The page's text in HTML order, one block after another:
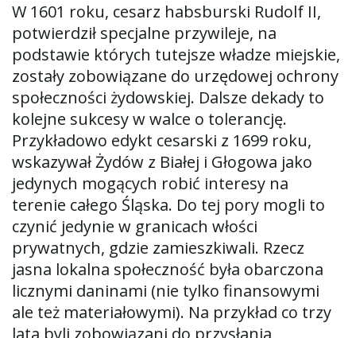
W 1601 roku, cesarz habsburski Rudolf II,
potwierdził specjalne przywileje, na
podstawie których tutejsze władze miejskie,
zostały zobowiązane do urzędowej ochrony
społeczności żydowskiej. Dalsze dekady to
kolejne sukcesy w walce o tolerancję.
Przykładowo edykt cesarski z 1699 roku,
wskazywał Żydów z Białej i Głogowa jako
jedynych mogących robić interesy na
terenie całego Śląska. Do tej pory mogli to
czynić jedynie w granicach włości
prywatnych, gdzie zamieszkiwali. Rzecz
jasna lokalna społeczność była obarczona
licznymi daninami (nie tylko finansowymi
ale też materiałowymi). Na przykład co trzy